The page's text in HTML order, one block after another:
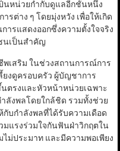
นหน่วยกำกับดูแลอีกชั้นหนึ่ง
รต่าง ๆ โดยมุ่งหวัง เพื่อให้เกิด
ารแสดงออกซึ่งความตั้งใจจริง
นเป็นสำคัญ
เสริม ในช่วงสถานการณ์การ
ยงดูครอบครัว ผู้บัญชาการ
ตรงและหัวหน้าหน่วยเฉพาะ
ลังพลโดยใกล้ชิด รวมทั้งช่วย
กับกำลังพลที่ได้รับความเดือด
มแรงร่วมใจกันฟันฝ่าวิกฤตใน
ม่ประมาท และมีความพอเพียง